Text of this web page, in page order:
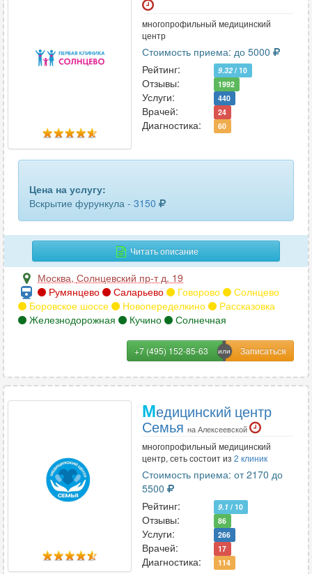
многопрофильный медицинский
центр
Стоимость приема: до 5000
Рейтинг:
9.32 / 10
Отзывы: 1992
Услуги: 440
Врачей: 24
Диагностика: 60
Цена на услугу:
Вскрытие фурункула - 3150
Читать описание
Москва, Солнцевский пр-т д. 19
Румянцево
Саларьево Говорово
Солнцево
Боровское шоссе
Новопеределкино
Рассказовка
Железнодорожная
Кучино Солнечная
+7 (495) 152-85-63
Медицинский центр
Семьяна Алексеевской
многопрофильный медицинский
центр, сеть состоит из 2 клиник
Стоимость приема: от 2170 до
5500
Рейтинг:
9.1 / 10
Отзывы: 86
Услуги: 266
Врачей: 17
Диагностика: 114